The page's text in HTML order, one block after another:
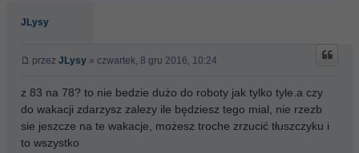
JLysy
przez JLysy » czwartek, 8 gru 2016, 10:24
z 83 na 78? to nie bedzie dużo do roboty jak tylko tyle.a czy
do wakacji zdarzysz zalezy ile będziesz tego mial, nie rzezb
sie jeszcze na te wakacje, możesz troche zrzucić tłuszczyku i
to wszystko